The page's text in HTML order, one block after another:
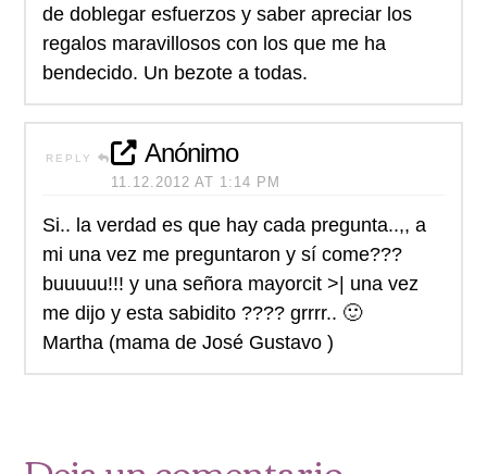
de doblegar esfuerzos y saber apreciar los
regalos maravillosos con los que me ha
bendecido. Un bezote a todas.
REPLY Anónimo
11.12.2012 AT 1:14 PM
Si.. la verdad es que hay cada pregunta..,, a
mi una vez me preguntaron y sí come???
buuuuu!!! y una señora mayorcit >| una vez
me dijo y esta sabidito ???? grrrr.. 🙂
Martha (mama de José Gustavo )